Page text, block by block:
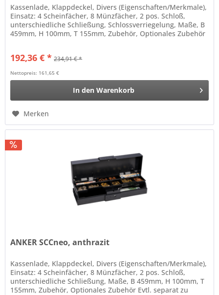
Kassenlade, Klappdeckel, Divers (Eigenschaften/Merkmale),
Einsatz: 4 Scheinfächer, 8 Münzfächer, 2 pos. Schloß,
unterschiedliche Schließung, Schlossverriegelung, Maße, B
459mm, H 100mm, T 155mm, Zubehör, Optionales Zubehör
192,36 € * 234,91 € *
Nettopreis: 161,65 €
In den Warenkorb
Merken
ANKER SCCneo, anthrazit
Kassenlade, Klappdeckel, Divers (Eigenschaften/Merkmale),
Einsatz: 4 Scheinfächer, 8 Münzfächer, 2 pos. Schloß,
unterschiedliche Schließung, Maße, B 459mm, H 100mm, T
155mm, Zubehör, Optionales Zubehör Evtl. separat zu